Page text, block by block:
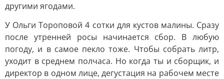
другими ягодами.
У Ольги Тороповой 4 сотки для кустов малины. Сразу
после утренней росы начинается сбор. В любую
погоду, и в самое пекло тоже. Чтобы собрать литр,
уходит в среднем полчаса. Но когда ты и сборщик, и
директор в одном лице, дегустация на рабочем месте